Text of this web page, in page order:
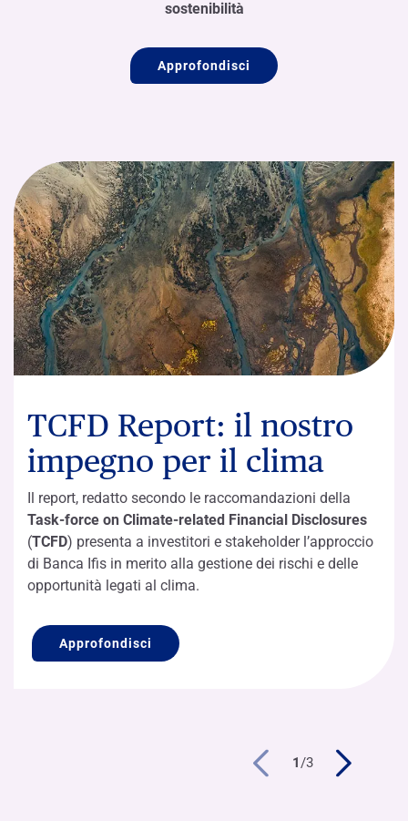
sostenibilità
Approfondisci
TCFD Report: il nostro
impegno per il clima
Il report, redatto secondo le raccomandazioni della
Task-force on Climate-related Financial Disclosures
(TCFD) presenta a investitori e stakeholder l’approccio
di Banca Ifis in merito alla gestione dei rischi e delle
opportunità legati al clima.
Approfondisci
1/3